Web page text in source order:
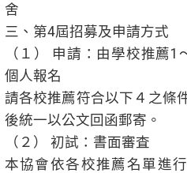
舍
三、第4屆招募及申請方式
（１） 申請：由學校推薦
個人報名
請各校推薦符合以下４之條
後統一以公文回函郵寄。
（２） 初試：書面審査
本協會依各校推薦名單進